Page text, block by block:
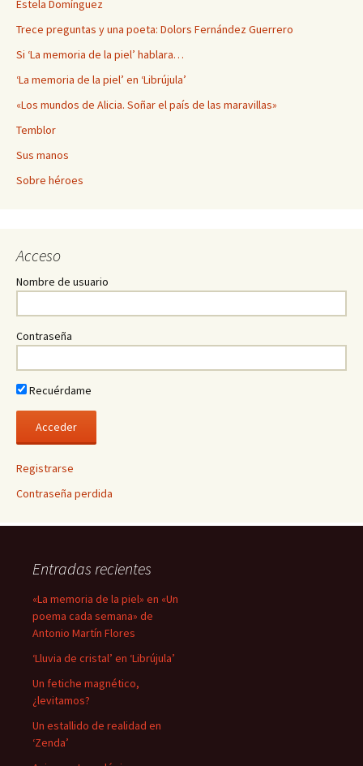
Estela Domínguez
Trece preguntas y una poeta: Dolors Fernández Guerrero
Si ‘La memoria de la piel’ hablara…
‘La memoria de la piel’ en ‘Librújula’
«Los mundos de Alicia. Soñar el país de las maravillas»
Temblor
Sus manos
Sobre héroes
Acceso
Nombre de usuario
Contraseña
Recuérdame
Registrarse
Contraseña perdida
Entradas recientes
«La memoria de la piel» en «Un
poema cada semana» de
Antonio Martín Flores
‘Lluvia de cristal’ en ‘Librújula’
Un fetiche magnético,
¿levitamos?
Un estallido de realidad en
‘Zenda’